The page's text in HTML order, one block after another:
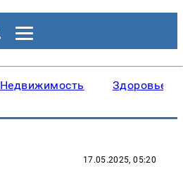
Недвижимость Здоровье
17.05.2025, 05:20